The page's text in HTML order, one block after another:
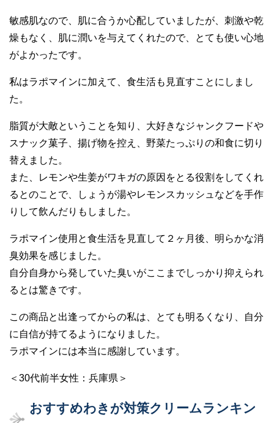
敏感肌なので、肌に合うか心配していましたが、刺激や乾
燥もなく、肌に潤いを与えてくれたので、とても使い心地
がよかったです。
私はラポマインに加えて、食生活も見直すことにしまし
た。
脂質が大敵ということを知り、大好きなジャンクフードや
スナック菓子、揚げ物を控え、野菜たっぷりの和食に切り
替えました。
また、レモンや生姜がワキガの原因をとる役割をしてくれ
るとのことで、しょうが湯やレモンスカッシュなどを手作
りして飲んだりもしました。
ラポマイン使用と食生活を見直して２ヶ月後、明らかな消
臭効果を感じました。
自分自身から発していた臭いがここまでしっかり抑えられ
るとは驚きです。
この商品と出逢ってからの私は、とても明るくなり、自分
に自信が持てるようになりました。
ラポマインには本当に感謝しています。
＜30代前半女性：兵庫県＞
おすすめわきが対策クリームランキン